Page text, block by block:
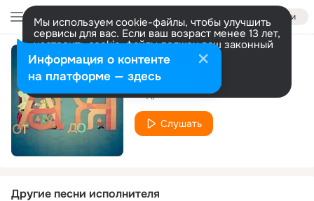
Войти
Мы используем cookie-файлы, чтобы улучшить
сервисы для вас. Если ваш возраст менее 13 лет,
настроить cookie-файлы должен ваш законный
представитель. Больше информации
Разрешить все Настроить
Лето улетело
Андрей Яшин
Слушать
Другие песни исполнителя
Информация о контенте
на платформе — здесь